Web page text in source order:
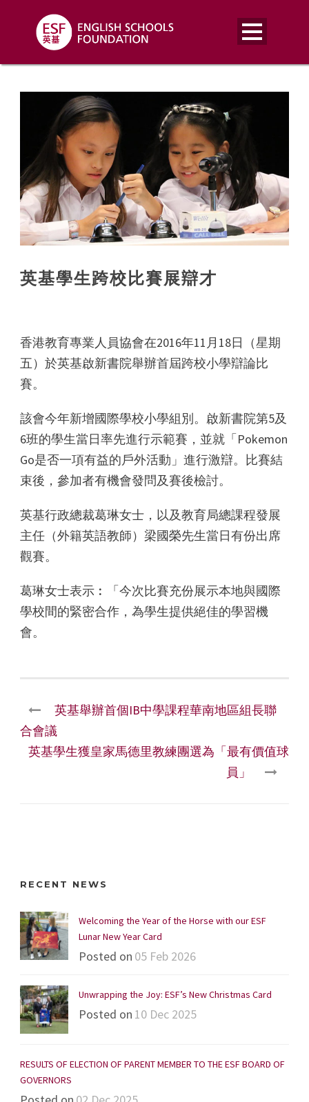
英基學生跨校比賽展辯才
香港教育專業人員協會在2016年11月18日（星期
五）於英基啟新書院舉辦首屆跨校小學辯論比
賽。
該會今年新增國際學校小學組別。啟新書院第5及
6班的學生當日率先進行示範賽，並就「Pokemon
Go是否一項有益的戶外活動」進行激辯。比賽結
束後，參加者有機會發問及賽後檢討。
英基行政總裁葛琳女士，以及教育局總課程發展
主任（外籍英語教師）梁國榮先生當日有份出席
觀賽。
葛琳女士表示︰「今次比賽充份展示本地與國際
學校間的緊密合作，為學生提供絕佳的學習機
會。
英基舉辦首個IB中學課程華南地區組長聯
合會議
英基學生獲皇家馬德里教練團選為「最有價值球
員」
RECENT NEWS
Welcoming the Year of the Horse with our ESF
Lunar New Year Card
Posted on 05 Feb 2026
Unwrapping the Joy: ESF’s New Christmas Card
Posted on 10 Dec 2025
RESULTS OF ELECTION OF PARENT MEMBER TO THE ESF BOARD OF
GOVERNORS